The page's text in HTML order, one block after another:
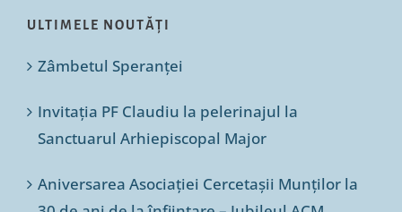
ULTIMELE NOUTĂȚI
Zâmbetul Speranței
Invitația PF Claudiu la pelerinajul la
Sanctuarul Arhiepiscopal Major
Aniversarea Asociației Cercetașii Munților la